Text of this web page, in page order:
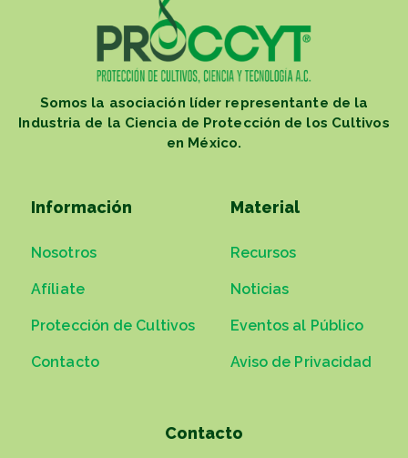
Somos la asociación líder representante de la
Industria de la Ciencia de Protección de los Cultivos
en México.
Información
Nosotros
Afíliate
Protección de Cultivos
Contacto
Material
Recursos
Noticias
Eventos al Público
Aviso de Privacidad
Contacto